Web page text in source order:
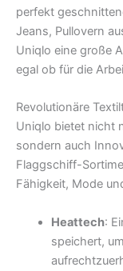
perfekt
Jeans, Pullovern
Uniqlo eine große
egal ob für die
Revolutionäre
Uniqlo bietet nicht
sondern auch
Flaggschiff-
Fähigkeit, Mode
Heattech:
speichert,